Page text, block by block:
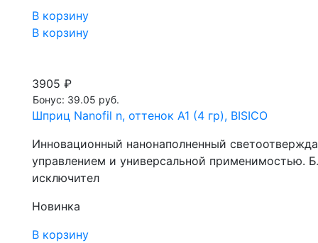
В корзину
В корзину
3905 ₽
Бонус: 39.05 руб.
Шприц Nanofil n, оттенок А1 (4 гр), BISICO
Инновационный нанонаполненный
управлением и универсальной применимостью.
исключител
Новинка
В корзину